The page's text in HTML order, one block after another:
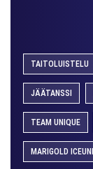
TAITOLUISTELU
JÄÄTANSSI
TEAM UNIQUE
MARIGOLD